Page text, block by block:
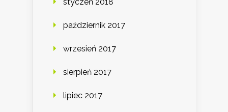
październik 2017
wrzesień 2017
sierpień 2017
lipiec 2017